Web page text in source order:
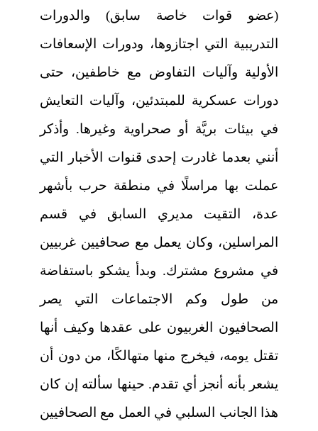
(عضو قوات خاصة سابق) والدورات
التدريبية التي اجتازوها، ودورات الإسعافات
الأولية وآليات التفاوض مع خاطفين، حتى
دورات عسكرية للمبتدئين، وآليات التعايش
في بيئات بريَّة أو صحراوية وغيرها. وأذكر
أنني بعدما غادرت إحدى قنوات الأخبار التي
عملت بها مراسلًا في منطقة حرب بأشهر
عدة، التقيت مديري السابق في قسم
المراسلين، وكان يعمل مع صحافيين غربيين
في مشروع مشترك. وبدأ يشكو باستفاضة
من طول وكم الاجتماعات التي يصر
الصحافيون الغربيون على عقدها وكيف أنها
تقتل يومه، فيخرج منها متهالكًا، من دون أن
يشعر بأنه أنجز أي تقدم. حينها سألته إن كان
هذا الجانب السلبي في العمل مع الصحافيين